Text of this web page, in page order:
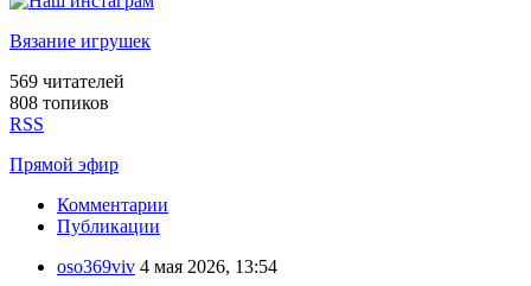
Вязание игрушек
569 читателей
808 топиков
RSS
Прямой эфир
Комментарии
Публикации
oso369viv 4 мая 2026, 13:54